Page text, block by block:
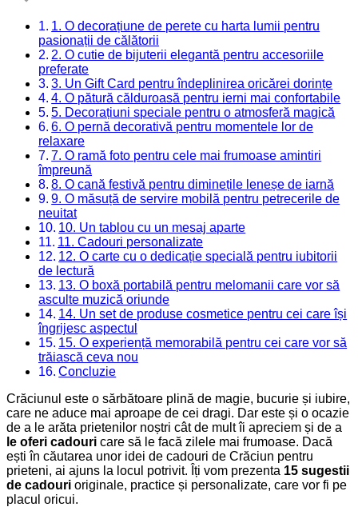
1. O decorațiune de perete cu harta lumii pentru
pasionații de călătorii
2. O cutie de bijuterii elegantă pentru accesoriile
preferate
3. Un Gift Card pentru îndeplinirea oricărei dorințe
4. O pătură călduroasă pentru ierni mai confortabile
5. Decorațiuni speciale pentru o atmosferă magică
6. O pernă decorativă pentru momentele lor de
relaxare
7. O ramă foto pentru cele mai frumoase amintiri
împreună
8. O cană festivă pentru diminețile leneșe de iarnă
9. O măsuță de servire mobilă pentru petrecerile de
neuitat
10. Un tablou cu un mesaj aparte
11. Cadouri personalizate
12. O carte cu o dedicație specială pentru iubitorii
de lectură
13. O boxă portabilă pentru melomanii care vor să
asculte muzică oriunde
14. Un set de produse cosmetice pentru cei care își
îngrijesc aspectul
15. O experiență memorabilă pentru cei care vor să
trăiască ceva nou
Concluzie
Crăciunul este o sărbătoare plină de magie, bucurie și iubire,
care ne aduce mai aproape de cei dragi. Dar este și o ocazie
de a le arăta prietenilor noștri cât de mult îi apreciem și de a
le oferi cadouri care să le facă zilele mai frumoase. Dacă
ești în căutarea unor idei de cadouri de Crăciun pentru
prieteni, ai ajuns la locul potrivit. Îți vom prezenta 15 sugestii
de cadouri originale, practice și personalizate, care vor fi pe
placul oricui.